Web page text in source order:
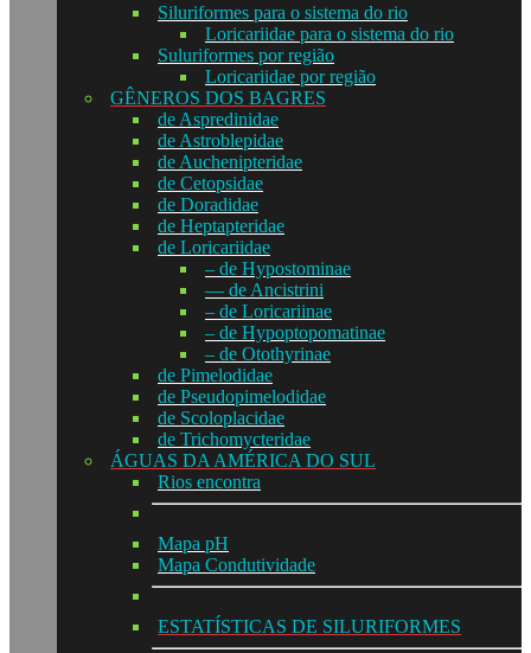
Siluriformes para o sistema do rio
Loricariidae para o sistema do rio
Suluriformes por região
Loricariidae por região
GÊNEROS DOS BAGRES
de Aspredinidae
de Astroblepidae
de Auchenipteridae
de Cetopsidae
de Doradidae
de Heptapteridae
de Loricariidae
– de Hypostominae
— de Ancistrini
– de Loricariinae
– de Hypoptopomatinae
– de Otothyrinae
de Pimelodidae
de Pseudopimelodidae
de Scoloplacidae
de Trichomycteridae
ÁGUAS DA AMÉRICA DO SUL
Rios encontra
Mapa pH
Mapa Condutividade
ESTATÍSTICAS DE SILURIFORMES